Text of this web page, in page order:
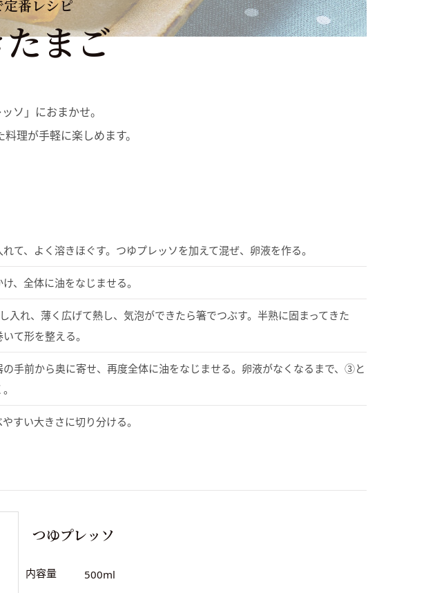
番レシピ
まご
ソ」におまかせ。
理が手軽に楽しめます。
て、よく溶きほぐす。つゆプレッソを加えて混ぜ、卵液を作る。
、全体に油をなじませる。
れ、薄く広げて熱し、気泡ができたら箸でつぶす。半熟に固まってきた
て形を整える。
手前から奥に寄せ、再度全体に油をなじませる。卵液がなくなるまで、③と
すい大きさに切り分ける。
つゆプレッソ
内容量
500ml